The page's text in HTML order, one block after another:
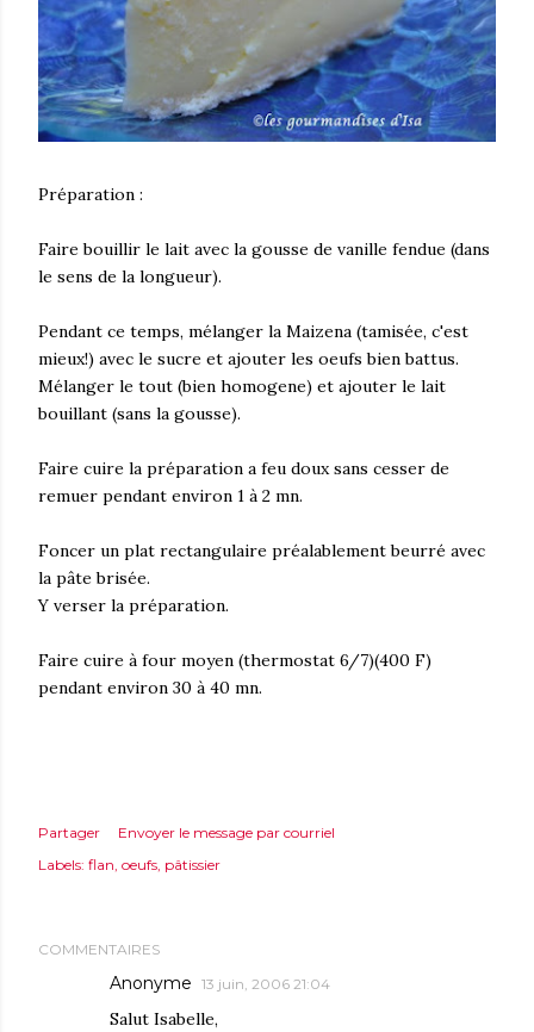
Préparation :
Faire bouillir le lait avec la gousse de vanille fendue (dans
le sens de la longueur).
Pendant ce temps, mélanger la Maizena (tamisée, c'est
mieux!) avec le sucre et ajouter les oeufs bien battus.
Mélanger le tout (bien homogene) et ajouter le lait
bouillant (sans la gousse).
Faire cuire la préparation a feu doux sans cesser de
remuer pendant environ 1 à 2 mn.
Foncer un plat rectangulaire préalablement beurré avec
la pâte brisée.
Y verser la préparation.
Faire cuire à four moyen (thermostat 6/7)(400 F)
pendant environ 30 à 40 mn.
Partager
Envoyer le message par courriel
Labels: flan oeufs pâtissier
COMMENTAIRES
Anonyme 13 juin, 2006 21:04
Salut Isabelle,